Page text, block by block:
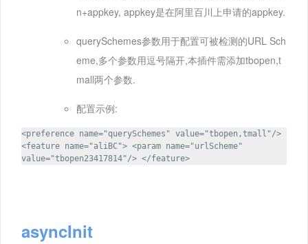
n+appkey, appkey是在阿里百川上申请的appkey.
querySchemes参数用于配置可被检测的URL Sch
eme,多个参数用逗号隔开,本插件需添加tbopen,t
mall两个参数.
配置示例:
<preference name="querySchemes" value="tbopen,tmall"/>
<feature name="aliBC"> <param name="urlScheme"
value="tbopen23417814"/> </feature>
asyncInit